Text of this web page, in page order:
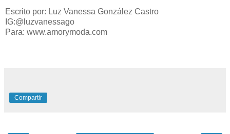
Escrito por: Luz Vanessa González Castro
IG:@luzvanessago
Para: www.amorymoda.com
Compartir